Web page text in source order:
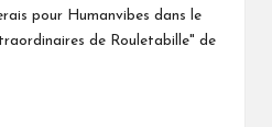
pour Humanvibes dans le
de Rouletabille" de